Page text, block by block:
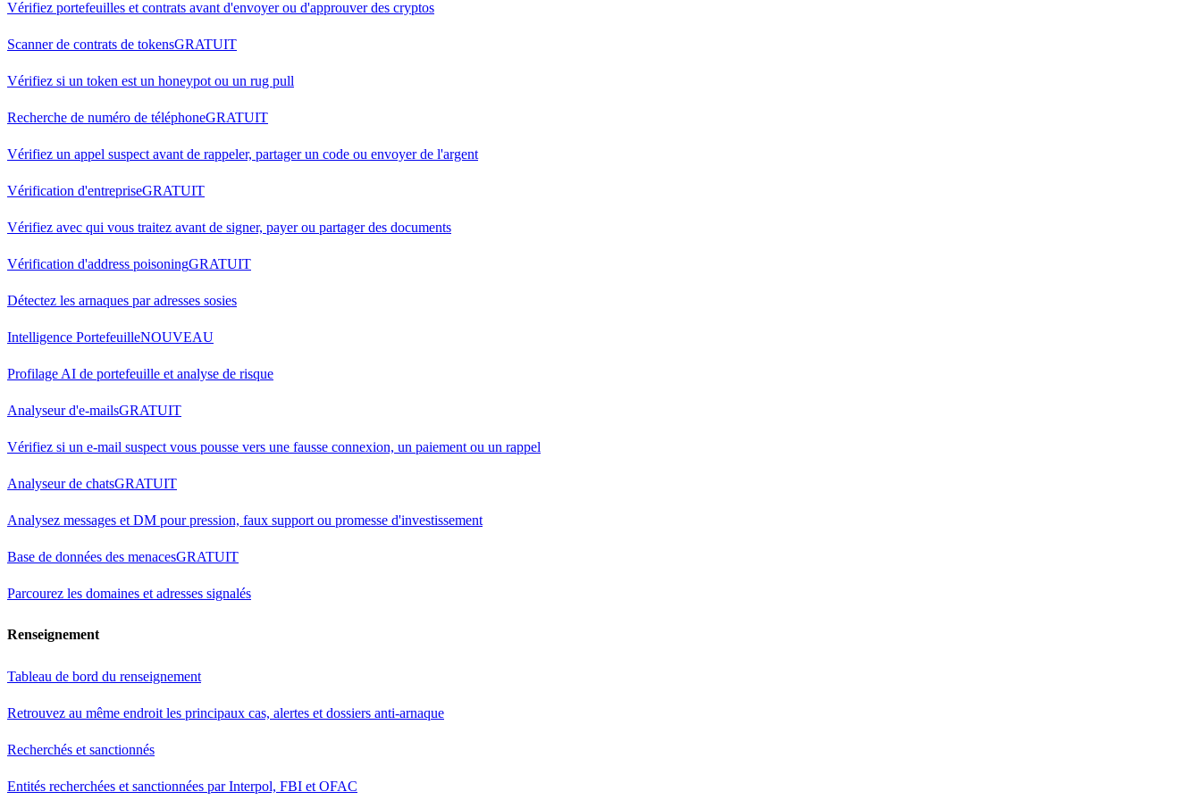
Vérifiez portefeuilles et contrats avant d'envoyer ou d'approuver des cryptos
Scanner de contrats de tokensGRATUIT
Vérifiez si un token est un honeypot ou un rug pull
Recherche de numéro de téléphoneGRATUIT
Vérifiez un appel suspect avant de rappeler, partager un code ou envoyer de l'argent
Vérification d'entrepriseGRATUIT
Vérifiez avec qui vous traitez avant de signer, payer ou partager des documents
Vérification d'address poisoningGRATUIT
Détectez les arnaques par adresses sosies
Intelligence PortefeuilleNOUVEAU
Profilage AI de portefeuille et analyse de risque
Analyseur d'e-mailsGRATUIT
Vérifiez si un e-mail suspect vous pousse vers une fausse connexion, un paiement ou un rappel
Analyseur de chatsGRATUIT
Analysez messages et DM pour pression, faux support ou promesse d'investissement
Base de données des menacesGRATUIT
Parcourez les domaines et adresses signalés
Renseignement
Tableau de bord du renseignement
Retrouvez au même endroit les principaux cas, alertes et dossiers anti-arnaque
Recherchés et sanctionnés
Entités recherchées et sanctionnées par Interpol, FBI et OFAC